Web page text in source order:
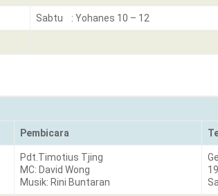
Sabtu : Yohanes 10 – 12
Pembicara
Pdt.Timotius Tjing
MC: David Wong
Musik: Rini Buntaran